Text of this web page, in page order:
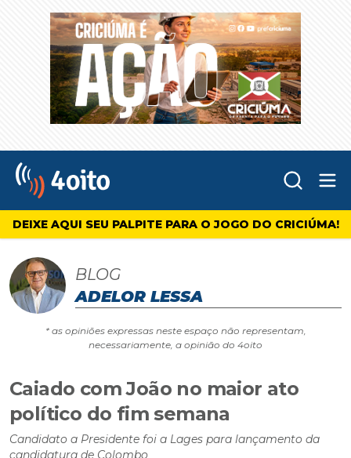
4oito
DEIXE AQUI SEU PALPITE PARA O JOGO DO CRICIÚMA!
BLOG
ADELOR LESSA
* as opiniões expressas neste espaço não representam,
necessariamente, a opinião do 4oito
Caiado com João no maior ato
político do fim semana
Candidato a Presidente foi a Lages para lançamento da
candidatura de Colombo